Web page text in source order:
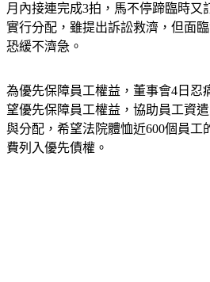
月內接連完成3拍，馬不停蹄臨時又
實行分配，雖提出訴訟救濟，但面
恐緩不濟急。
為優先保障員工權益，董事會4日忍
望優先保障員工權益，協助員工資
與分配，希望法院體恤近600個員工
費列入優先債權。